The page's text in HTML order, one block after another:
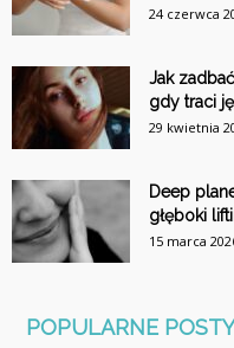
24 czerwca
Jak
gdy traci
29 kwietnia
Deep
głęboki
15 marca
POPULARNE POSTY